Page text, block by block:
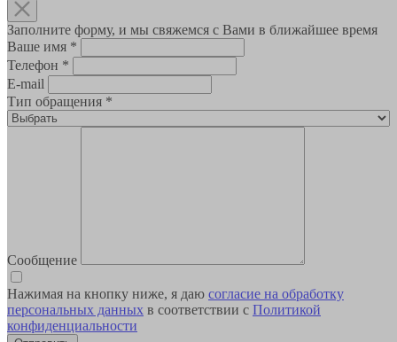
Заполните форму, и мы свяжемся с Вами в ближайшее время
Ваше имя *
Телефон *
E-mail
Тип обращения *
Сообщение
Нажимая на кнопку ниже, я даю согласие на обработку
персональных данных в соответствии с Политикой
конфиденциальности